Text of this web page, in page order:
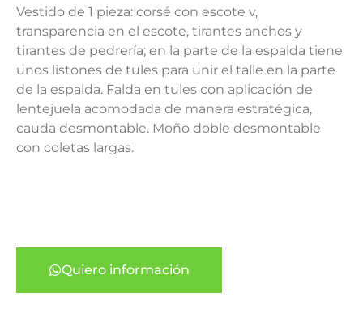
Vestido de 1 pieza: corsé con escote v,
transparencia en el escote, tirantes anchos y
tirantes de pedrería; en la parte de la espalda tiene
unos listones de tules para unir el talle en la parte
de la espalda. Falda en tules con aplicación de
lentejuela acomodada de manera estratégica,
cauda desmontable. Moño doble desmontable
con coletas largas.
Quiero información